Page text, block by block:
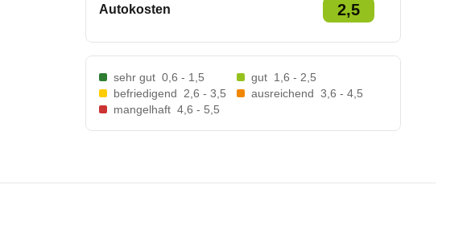
Autokosten 2,5
sehr gut 0,6 - 1,5 gut 1,6 - 2,5
befriedigend
2,6 - 3,5 ausreichend 3,6 - 4,5
mangelhaft 4,6 - 5,5